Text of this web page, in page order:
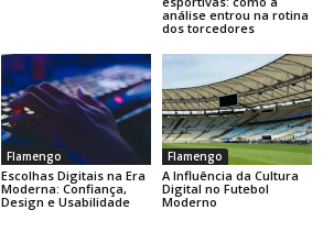
análise entrou na rotina
dos torcedores
Flamengo
Escolhas Digitais na Era
Moderna: Confiança,
Design e Usabilidade
Flamengo
A Influência da Cultura
Digital no Futebol
Moderno